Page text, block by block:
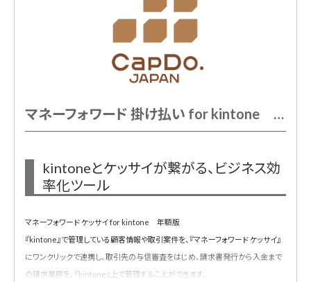
マネーフォワード 掛け払い for kintone ランニング費用 1年
kintoneとケッサイが繋がる、ビジネス効
率化ツール
マネーフォワード ケッサイ for kintone 年額版
『kintone』で管理している顧客情報や取引案件を、『マネーフォワード ケッサイ』
にワンクリックで連携し、取引先の与信審査をはじめ、請求書発行から入金まで
の請求業務を、『kintone』上で管理することができます。